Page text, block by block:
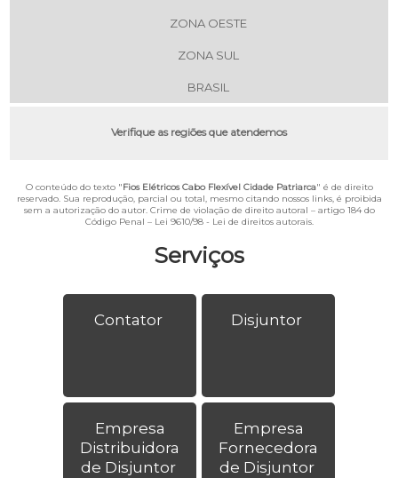
Serviços
Contator Disjuntor
Empresa
Distribuidora
de Disjuntor
Empresa
Fornecedora
de Disjuntor
ZONA OESTE
ZONA SUL
BRASIL
Verifique as regiões que atendemos
O conteúdo do texto "Fios Elétricos Cabo Flexível Cidade Patriarca" é de direito
reservado. Sua reprodução, parcial ou total, mesmo citando nossos links, é proibida
sem a autorização do autor. Crime de violação de direito autoral – artigo 184 do
Código Penal – Lei 9610/98 - Lei de direitos autorais.